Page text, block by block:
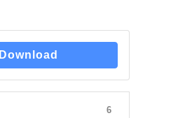
Download
6